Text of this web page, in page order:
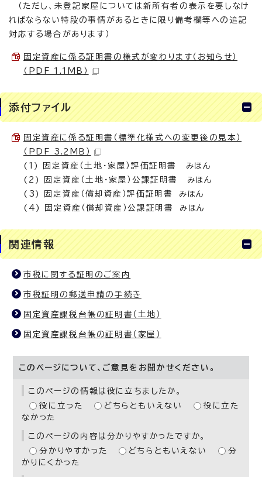
（ただし、未登記家屋については新所有者の表示を要しなけ
ればならない特段の事情があるときに限り備考欄等への追記
対応する場合があります）
固定資産に係る証明書の様式が変わります（お知らせ）
（PDF 1.1MB）
添付ファイル
固定資産に係る証明書（標準化様式への変更後の見本）
（PDF 3.2MB）
(1) 固定資産（土地・家屋）評価証明書 みほん
(2) 固定資産（土地・家屋）公課証明書 みほん
(3) 固定資産（償却資産）評価証明書 みほん
(4) 固定資産（償却資産）公課証明書 みほん
関連情報
市税に関する証明のご案内
市税証明の郵送申請の手続き
固定資産課税台帳の証明書（土地）
固定資産課税台帳の証明書（家屋）
このページについて、ご意見をお聞かせください。
このページの情報は役に立ちましたか。
役に立った
どちらともいえない
役に立た
なかった
このページの内容は分かりやすかったですか。
分かりやすかった
どちらともいえない
分
かりにくかった